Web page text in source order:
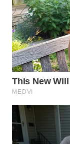
oestilo